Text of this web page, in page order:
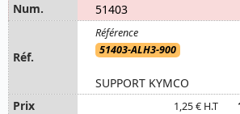
51403
51403-ALH3-900
SUPPORT KYMCO
1,25 € H.T